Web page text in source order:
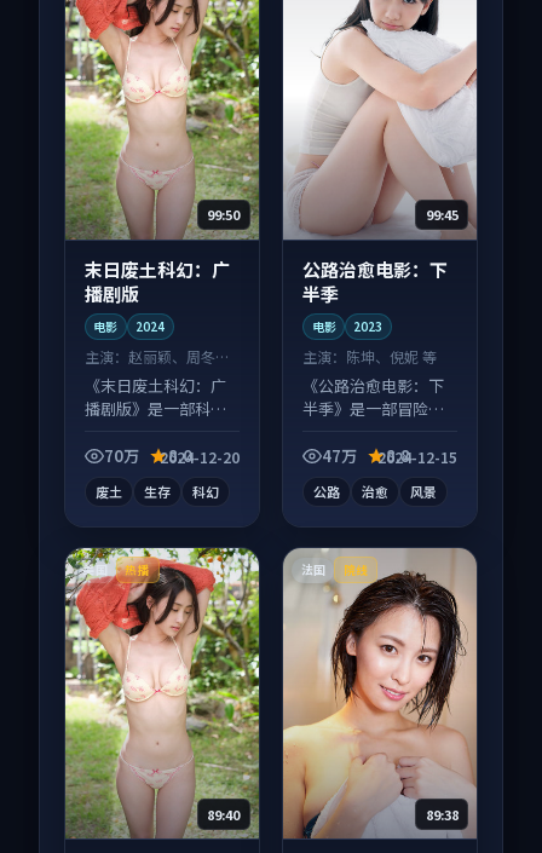
99:50
末日废土科幻：广
播剧版
电影 2024
主演： 赵丽颖、周冬雨
等
《末日废土科幻：广
播剧版》是一部科幻
感在线，配乐与镜头
70万 8.0
2024-12-20
废土 生存 科幻
99:45
公路治愈电影：下
半季
电影 2023
主演： 陈坤、倪妮 等
《公路治愈电影：下
半季》是一部冒险向
发酵，适合周末一口
47万 8.8
2024-12-15
公路 治愈 风景
美国 热播
89:40
法国 院线
89:38